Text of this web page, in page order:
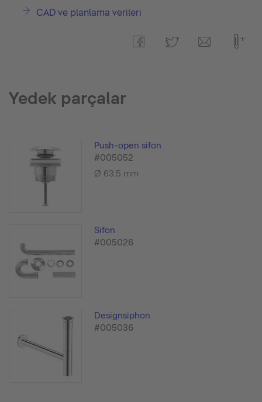
CAD ve planlama verileri
Yedek parçalar
Push-open sifon
#005052
Ø 63,5 mm
Sifon
#005026
Designsiphon
#005036